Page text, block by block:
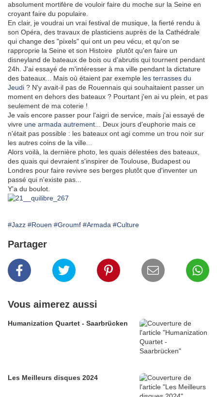
absolument mortifère de vouloir faire du moche sur la Seine en
croyant faire du populaire.
En clair, je voudrai un vrai festival de musique, la fierté rendu à
son Opéra, des travaux de plasticiens auprès de la Cathédrale
qui change des "pixels" qui ont un peu vécu, et qu'on se
rapproprie la Seine et son Histoire plutôt qu'en faire un
disneyland de bateaux de bois ou d'abrutis qui tournent pendant
24h. J'ai essayé de m'intéresser à ma ville pendant la dictature
des bateaux... Mais où étaient par exemple les terrasses du
Jeudi ? N'y avait-il pas de Rouennais qui souhaitaient passer un
moment en dehors des bateaux ? Pourtant j'en ai vu plein, et pas
seulement de ma coterie !
Je vais encore passer pour l'aigri de service, mais j'ai essayé de
vivre une armada autrement ... Deux jours d'euphorie mais ce
n'était pas possible : les bateaux ont agi comme un trou noir sur
les autres coins de la ville...
Alors voilà, la dernière photo, les quais délestées des bateaux,
des quais qui devraient s'inspirer de Toulouse, Budapest ou
Londres pour faire revivre ses berges plutôt que d'inventer un
passé qui n'existe pas...
Y'a du boulot.
#Jazz #Rouen #Groumf #Armada #Culture
Partager
Vous aimerez aussi
Humanization Quartet - Saarbrücken
Les Meilleurs disques 2024